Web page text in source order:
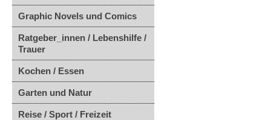
Graphic Novels und Comics
Ratgeber_innen / Lebenshilfe /
Trauer
Kochen / Essen
Garten und Natur
Reise / Sport / Freizeit